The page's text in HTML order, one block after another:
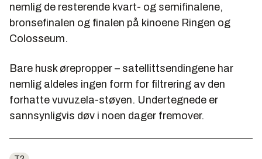
nemlig de resterende kvart- og semifinalene,
bronsefinalen og finalen på kinoene Ringen og
Colosseum.
Bare husk ørepropper – satellittsendingene har
nemlig aldeles ingen form for filtrering av den
forhatte vuvuzela-støyen. Undertegnede er
sannsynligvis døv i noen dager fremover.